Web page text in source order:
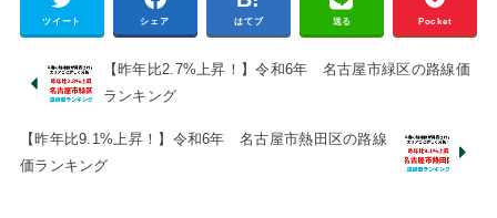
ツイート シェア はてブ 送る Pocket
【昨年比2.7%上昇！】令和6年 名古屋市緑区の路線価
ランキング
【昨年比9.1%上昇！】令和6年 名古屋市熱田区の路線
価ランキング